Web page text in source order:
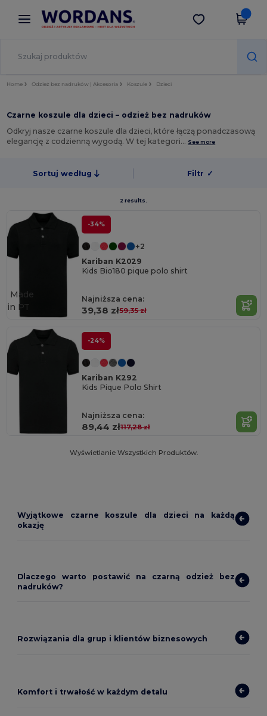
× Aplikacja Wordans
Lepsze ceny w aplikacji!
Pobierz app
Home Odzież bez nadruków | Akcesoria Koszule Dzieci
Czarne koszule dla dzieci – odzież bez nadruków
Odkryj nasze czarne koszule dla dzieci, które łączą ponadczasową
elegancję z codzienną wygodą. W tej kategori… See more
Sortuj według Filtr ✓
2 results.
-34%
+2
Kariban K2029
Kids Bio180 pique polo shirt
Najniższa cena:
39,38 zł59,35 zł
Made
in PT
-24%
Kariban K292
Kids Pique Polo Shirt
Najniższa cena:
89,44 zł117,28 zł
Wyświetlanie Wszystkich Produktów.
Wyjątkowe czarne koszule dla dzieci na każdą
okazję
Dlaczego warto postawić na czarną odzież bez
nadruków?
Rozwiązania dla grup i klientów biznesowych
Komfort i trwałość w każdym detalu